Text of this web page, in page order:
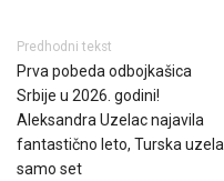
Predhodni tekst
Prva pobeda odbojkašica
Srbije u 2026. godini!
Aleksandra Uzelac najavila
fantastično leto, Turska uzela
samo set